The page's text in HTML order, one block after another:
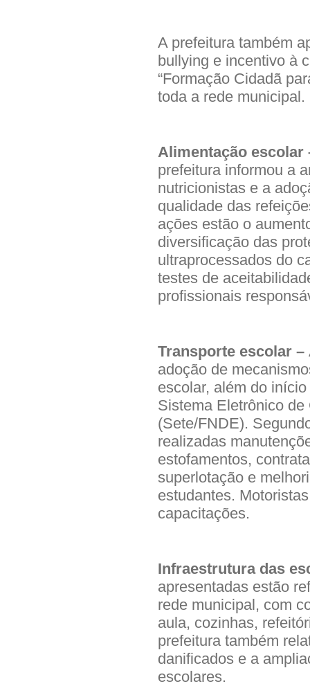
A prefeitura também
bullying e incentivo à
“Formação Cidadã
toda a rede municipal.
Alimentação escolar
prefeitura informou a
nutricionistas e a
qualidade das
ações estão o
diversificação das
ultraprocessados do
testes de
profissionais
Transporte escolar –
adoção de
escolar, além do
Sistema Eletrônico
(Sete/FNDE).
realizadas
estofamentos,
superlotação e
estudantes.
capacitações.
Infraestrutura das
apresentadas estão
rede municipal, com
aula, cozinhas,
prefeitura também
danificados e a
escolares.